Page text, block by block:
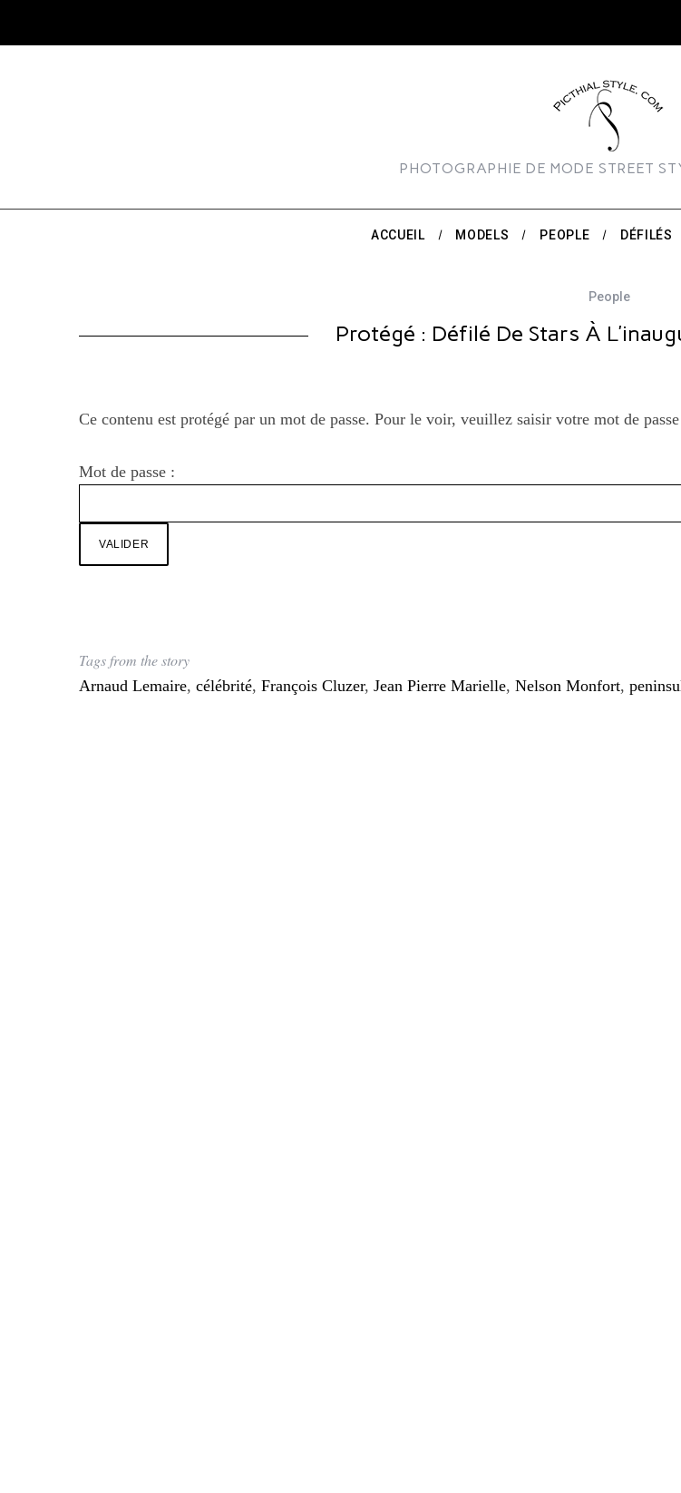
PHOTOGRAPHIE DE MODE STREET
ACCUEIL MODELS PEOPLE DÉFILÉS
People
Protégé : Défilé De Stars À
Ce contenu est protégé par un mot de passe. Pour le voir, veuillez saisir votre mot de
Mot de passe :
Tags from the story
Arnaud Lemaire, célébrité, François Cluzer, Jean Pierre Marielle, Nelson Monfort,